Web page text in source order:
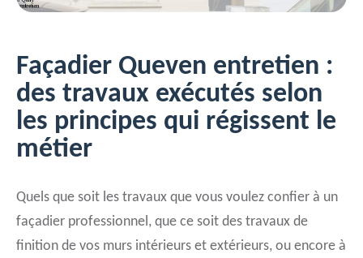
Façadier Queven entretien :
des travaux exécutés selon
les principes qui régissent le
métier
Quels que soit les travaux que vous voulez confier à un
façadier professionnel, que ce soit des travaux de
finition de vos murs intérieurs et extérieurs, ou encore à